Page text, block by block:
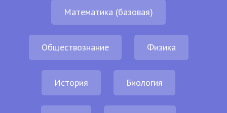
Математика (базовая)
Обществознание Физика
История Биология